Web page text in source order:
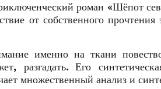
роман «Шёпот
от собственного
именно на ткани
разгадать. Его
множественный анализ и